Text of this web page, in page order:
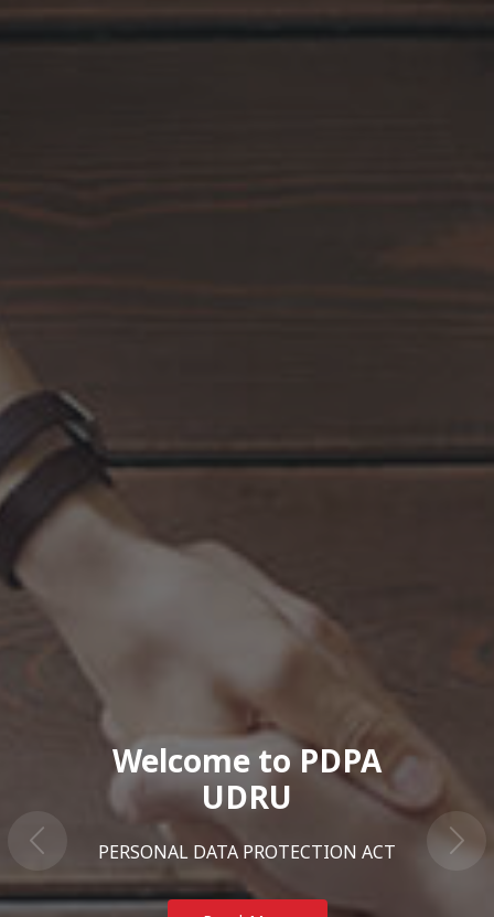
PERSONAL DATA
PROTECTION ACT
พระราชบัญญัติคุ้มครองข้อมูลส่วนบุคคล พ.ศ.2562